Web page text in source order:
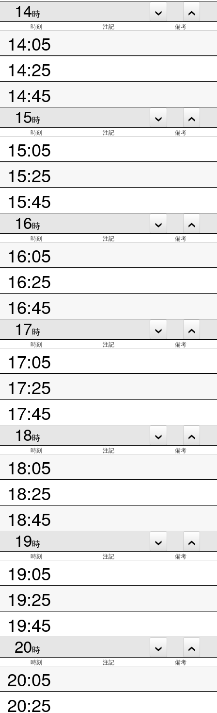
14時
時刻 注記 備考
14:05
14:25
14:45
15時
時刻 注記 備考
15:05
15:25
15:45
16時
時刻 注記 備考
16:05
16:25
16:45
17時
時刻 注記 備考
17:05
17:25
17:45
18時
時刻 注記 備考
18:05
18:25
18:45
19時
時刻 注記 備考
19:05
19:25
19:45
20時
時刻 注記 備考
20:05
20:25